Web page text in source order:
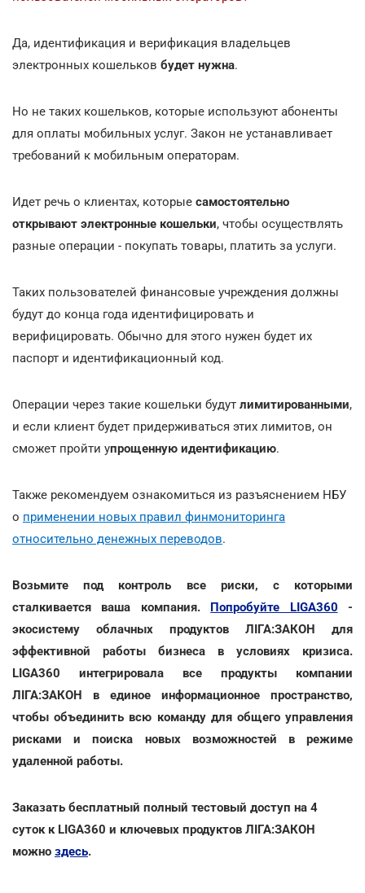
Да, идентификация и верификация владельцев
электронных кошельков будет нужна.
Но не таких кошельков, которые используют абоненты
для оплаты мобильных услуг. Закон не устанавливает
требований к мобильным операторам.
Идет речь о клиентах, которые самостоятельно
открывают электронные кошельки, чтобы осуществлять
разные операции - покупать товары, платить за услуги.
Таких пользователей финансовые учреждения должны
будут до конца года идентифицировать и
верифицировать. Обычно для этого нужен будет их
паспорт и идентификационный код.
Операции через такие кошельки будут лимитированными,
и если клиент будет придерживаться этих лимитов, он
сможет пройти упрощенную идентификацию.
Также рекомендуем ознакомиться из разъяснением НБУ
о применении новых правил финмониторинга
относительно денежных переводов.
Возьмите под контроль все риски, с которыми
сталкивается ваша компания. Попробуйте LIGA360 -
экосистему облачных продуктов ЛІГА:ЗАКОН для
эффективной работы бизнеса в условиях кризиса.
LIGA360 интегрировала все продукты компании
ЛІГА:ЗАКОН в единое информационное пространство,
чтобы объединить всю команду для общего управления
рисками и поиска новых возможностей в режиме
удаленной работы.
Заказать бесплатный полный тестовый доступ на 4
суток к LIGA360 и ключевых продуктов ЛІГА:ЗАКОН
можно здесь.